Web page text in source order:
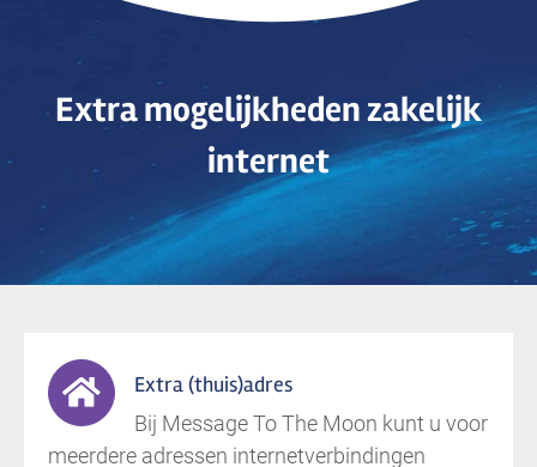
Extra mogelijkheden zakelijk
internet
Extra (thuis)adres
Bij Message To The Moon kunt u voor
meerdere adressen internetverbindingen